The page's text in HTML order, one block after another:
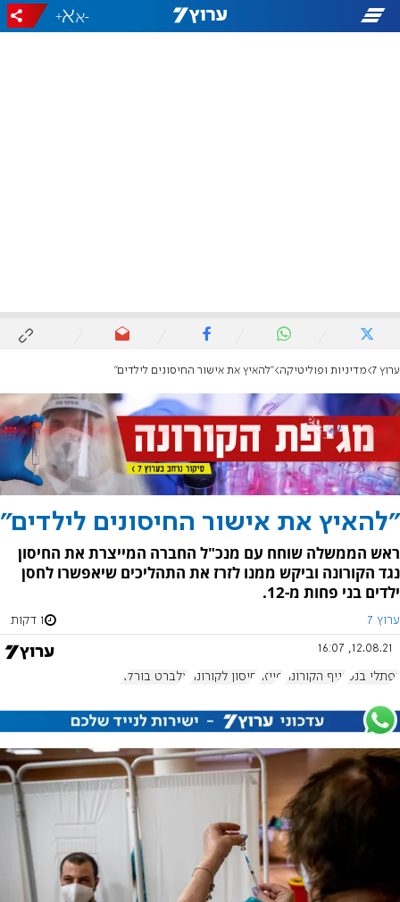
-
+
ערוץ 7 מדיניות ופוליטיקה "להאיץ את אישור החיסונים לילדים"
"להאיץ את אישור החיסונים לילדים"
ראש הממשלה שוחח עם מנכ"ל החברה המייצרת את החיסון
נגד הקורונה וביקש ממנו לזרז את התהליכים שיאפשרו לחסן
ילדים בני פחות מ-12.
ערוץ 7 1 דקות
12.08.21, 16:07
נפתלי בנט נגיף הקורונה פייזר חיסון לקורונה אלברט בורלא